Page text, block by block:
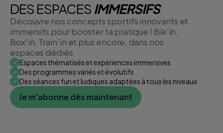
DES ESPACES IMMERSIFS
Découvre nos concepts sportifs innovants et
immersifs pour booster ta pratique ! Bik'in,
Box'in, Train'in et plus encore, dans nos
espaces dédiés
Espaces thématisés et expériences immersives
Des programmes variés et évolutifs
Des séances fun et ludiques adaptées à tous les niveaux
Je m'abonne dès maintenant